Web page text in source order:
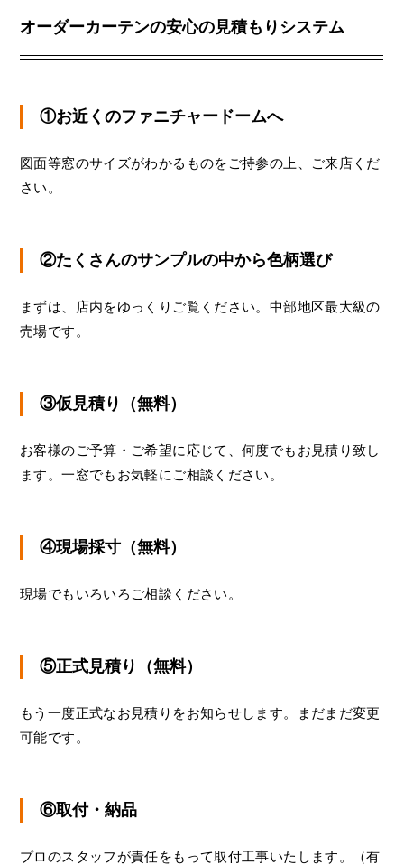
オーダーカーテンの安心の見積もりシステム
①お近くのファニチャードームへ
図面等窓のサイズがわかるものをご持参の上、ご来店くだ
さい。
②たくさんのサンプルの中から色柄選び
まずは、店内をゆっくりご覧ください。中部地区最大級の
売場です。
③仮見積り（無料）
お客様のご予算・ご希望に応じて、何度でもお見積り致し
ます。一窓でもお気軽にご相談ください。
④現場採寸（無料）
現場でもいろいろご相談ください。
⑤正式見積り（無料）
もう一度正式なお見積りをお知らせします。まだまだ変更
可能です。
⑥取付・納品
プロのスタッフが責任をもって取付工事いたします。（有